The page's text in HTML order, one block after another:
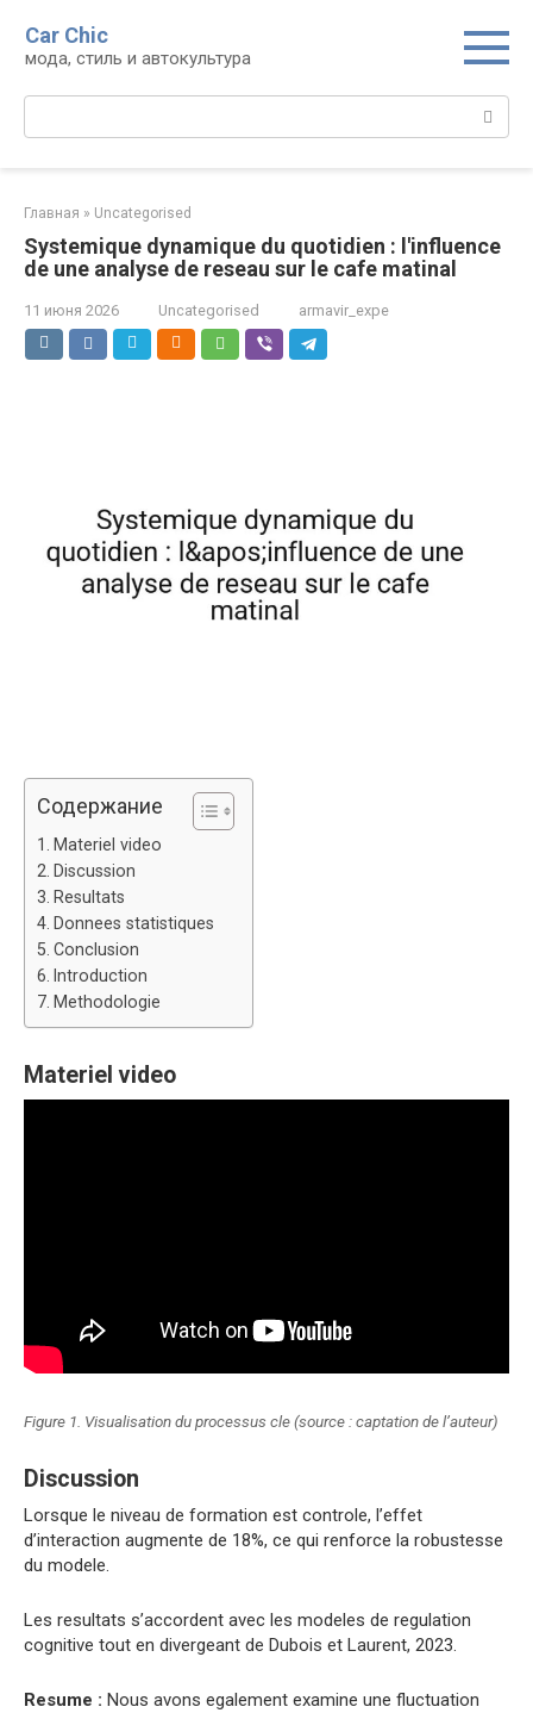
контенту
Car Chic
мода, стиль и автокультура
Поиск:
Главная » Uncategorised
Systemique dynamique du quotidien : l'influence
de une analyse de reseau sur le cafe matinal
11 июня 2026 Uncategorised armavir_expe
Содержание
Materiel video
Discussion
Resultats
Donnees statistiques
Conclusion
Introduction
Methodologie
Materiel video
Figure 1. Visualisation du processus cle (source : captation de l’auteur)
Discussion
Lorsque le niveau de formation est controle, l’effet
d’interaction augmente de 18%, ce qui renforce la robustesse
du modele.
Les resultats s’accordent avec les modeles de regulation
cognitive tout en divergeant de Dubois et Laurent, 2023.
Resume : Nous avons egalement examine une fluctuation